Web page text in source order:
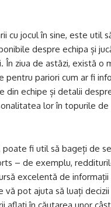
cu jocul în sine, este util
despre echipa și
În ziua de astăzi, există o
pentru pariori cum ar fi
din echipe și detalii
lor în topurile de
poate fi util să bageți de
– de exemplu,
excelentă de informații
vă pot ajuta să luați